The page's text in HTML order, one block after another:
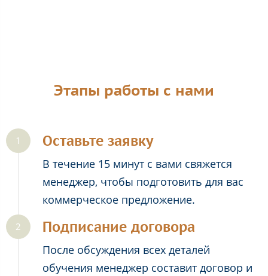
Этапы работы с нами
Оставьте заявку
В течение 15 минут с вами свяжется
менеджер, чтобы подготовить для вас
коммерческое предложение.
Подписание договора
После обсуждения всех деталей
обучения менеджер составит договор и